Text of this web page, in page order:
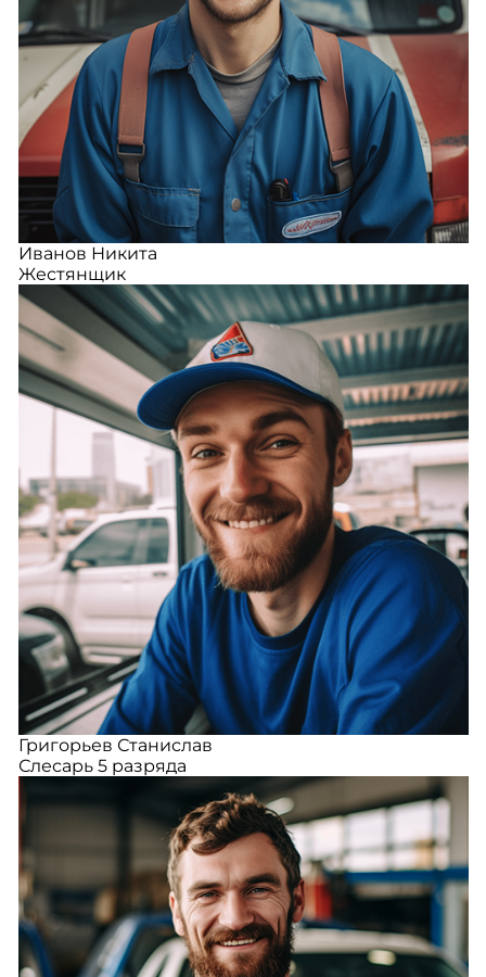
Иванов Никита
Жестянщик
Григорьев Станислав
Слесарь 5 разряда